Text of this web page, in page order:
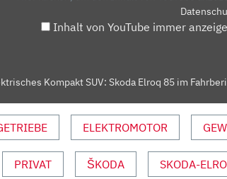
Inhalt von YouTube immer
Kompakt SUV: Skoda Elroq 85 im
ELEKTROMOTOR
PRIVAT ŠKODA SKODA-